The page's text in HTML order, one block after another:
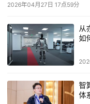
2026年04月27日 17点59分
从
如
智
体